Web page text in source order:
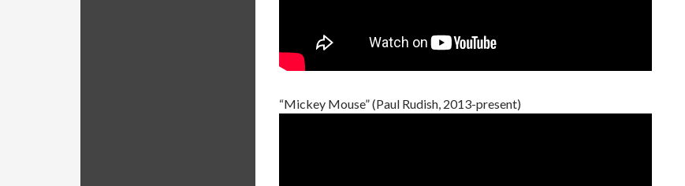
“Mickey Mouse” (Paul Rudish, 2013-present)